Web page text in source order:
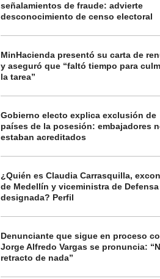
señalamientos de fraude: advierte
desconocimiento de censo electoral
MinHacienda presentó su carta de
y aseguró que “faltó tiempo para
la tarea”
Gobierno electo explica exclusión de
países de la posesión: embajadores
estaban acreditados
¿Quién es Claudia Carrasquilla,
de Medellín y viceministra de Defensa
designada? Perfil
Denunciante que sigue en proceso
Jorge Alfredo Vargas se pronuncia:
retracto de nada”